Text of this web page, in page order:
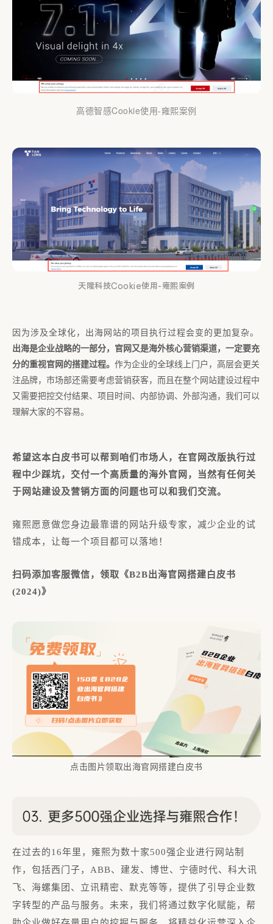
高德智感Cookie使用-雍熙案例
天隆科技Cookie使用-雍熙案例
因为涉及全球化，出海网站的项目执行过程会变的更加复杂。
出海是企业战略的一部分，官网又是海外核心营销渠道，一定要充
分的重视官网的搭建过程。 作为企业的全球线上门户，高层会更关
注品牌，市场部还需要考虑营销获客，而且在整个网站建设过程中
又需要把控交付结果、项目时间、内部协调、外部沟通，我们可以
理解大家的不容易。
希望这本白皮书可以帮到咱们市场人，在官网改版执行过
程中少踩坑，交付一个高质量的海外官网，当然有任何关
于网站建设及营销方面的问题也可以和我们交流。
雍熙愿意做您身边最靠谱的网站升级专家，减少企业的试
错成本，让每一个项目都可以落地！
扫码添加客服微信，领取《B2B出海官网搭建白皮书
(2024)》
点击图片领取出海官网搭建白皮书
在过去的16年里，雍熙为数十家500强企业进行网站制
作，包括西门子，ABB、建发、博世、宁德时代、科大讯
飞、海螺集团、立讯精密、默克等等，提供了引导企业数
字转型的产品与服务。未来，我们将通过数字化赋能，帮